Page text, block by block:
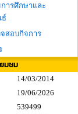
ารศึกษาและ
สอบกิจการ
มชม
14/03/2014
19/06/2026
539499